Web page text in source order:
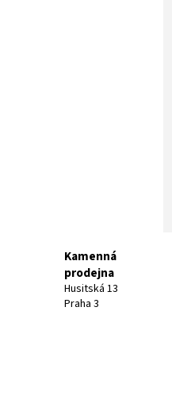
Kamenná
prodejna
Husitská 13
Praha 3